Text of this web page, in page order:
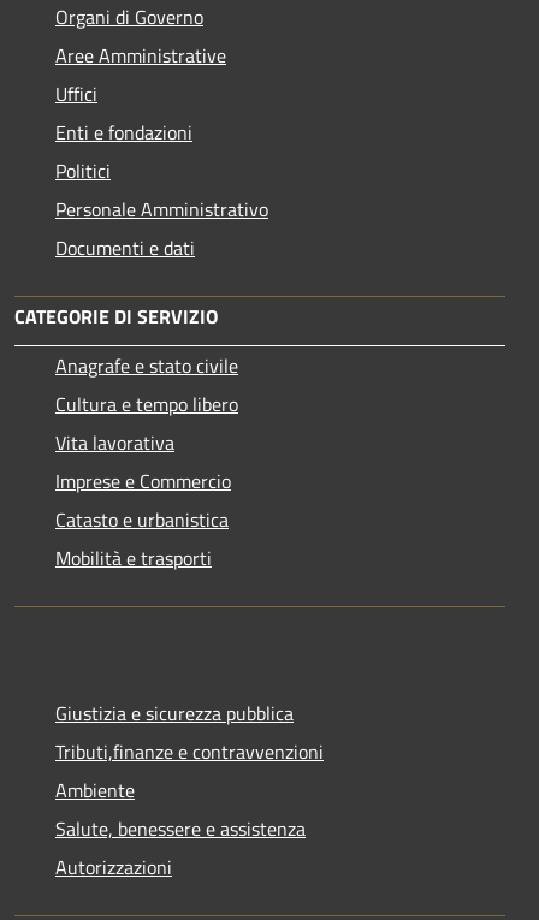
Organi di Governo
Aree Amministrative
Uffici
Enti e fondazioni
Politici
Personale Amministrativo
Documenti e dati
CATEGORIE DI SERVIZIO
Anagrafe e stato civile
Cultura e tempo libero
Vita lavorativa
Imprese e Commercio
Catasto e urbanistica
Mobilità e trasporti
Giustizia e sicurezza pubblica
Tributi,finanze e contravvenzioni
Ambiente
Salute, benessere e assistenza
Autorizzazioni